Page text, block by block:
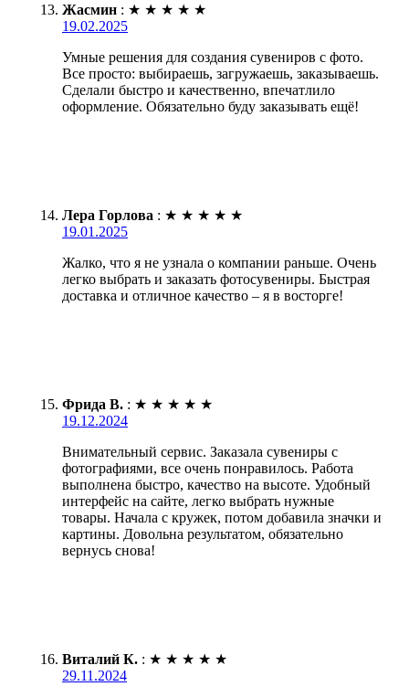
Жасмин : ★ ★ ★ ★ ★
19.02.2025
Умные решения для создания сувениров с фото.
Все просто: выбираешь, загружаешь, заказываешь.
Сделали быстро и качественно, впечатлило
оформление. Обязательно буду заказывать ещё!
Лера Горлова : ★ ★ ★ ★ ★
19.01.2025
Жалко, что я не узнала о компании раньше. Очень
легко выбрать и заказать фотосувениры. Быстрая
доставка и отличное качество – я в восторге!
Фрида В. : ★ ★ ★ ★ ★
19.12.2024
Внимательный сервис. Заказала сувениры с
фотографиями, все очень понравилось. Работа
выполнена быстро, качество на высоте. Удобный
интерфейс на сайте, легко выбрать нужные
товары. Начала с кружек, потом добавила значки и
картины. Довольна результатом, обязательно
вернусь снова!
Виталий К. : ★ ★ ★ ★ ★
29.11.2024